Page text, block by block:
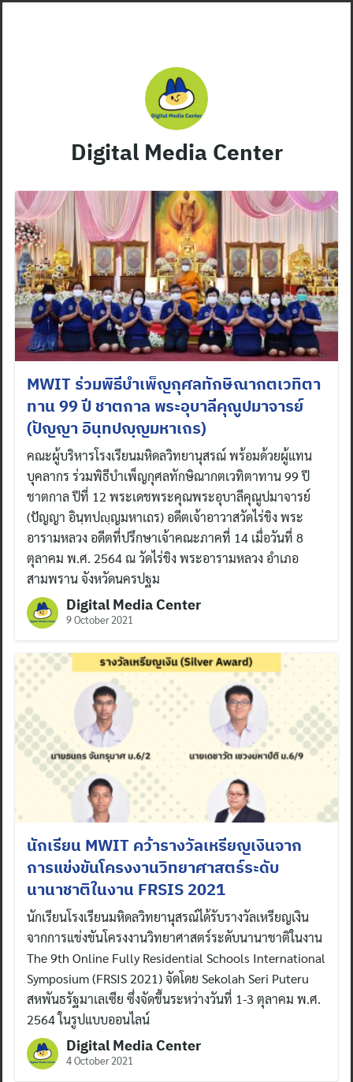
Digital Media Center
MWIT ร่วมพิธีบำเพ็ญกุศลทักษิณากตเวทิตา
ทาน 99 ปี ชาตกาล พระอุบาลีคุณูปมาจารย์
(ปัญญา อินฺทปญฺญมหาเถร)
คณะผู้บริหารโรงเรียนมหิดลวิทยานุสรณ์ พร้อมด้วยผู้แทน
บุคลากร ร่วมพิธีบำเพ็ญกุศลทักษิณากตเวทิตาทาน 99 ปี
ชาตกาล ปีที่ 12 พระเดชพระคุณพระอุบาลีคุณูปมาจารย์
(ปัญญา อินฺทปญฺญมหาเถร) อดีตเจ้าอาวาสวัดไร่ขิง พระ
อารามหลวง อดีตที่ปรึกษาเจ้าคณะภาคที่ 14 เมื่อวันที่ 8
ตุลาคม พ.ศ. 2564 ณ วัดไร่ขิง พระอารามหลวง อำเภอ
สามพราน จังหวัดนครปฐม
Digital Media Center
9 October 2021
นักเรียน MWIT คว้ารางวัลเหรียญเงินจาก
การแข่งขันโครงงานวิทยาศาสตร์ระดับ
นานาชาติในงาน FRSIS 2021
นักเรียนโรงเรียนมหิดลวิทยานุสรณ์ได้รับรางวัลเหรียญเงิน
จากการแข่งขันโครงงานวิทยาศาสตร์ระดับนานาชาติในงาน
The 9th Online Fully Residential Schools International
Symposium (FRSIS 2021) จัดโดย Sekolah Seri Puteru
สหพันธรัฐมาเลเซีย ซึ่งจัดขึ้นระหว่างวันที่ 1-3 ตุลาคม พ.ศ.
2564 ในรูปแบบออนไลน์
Digital Media Center
4 October 2021